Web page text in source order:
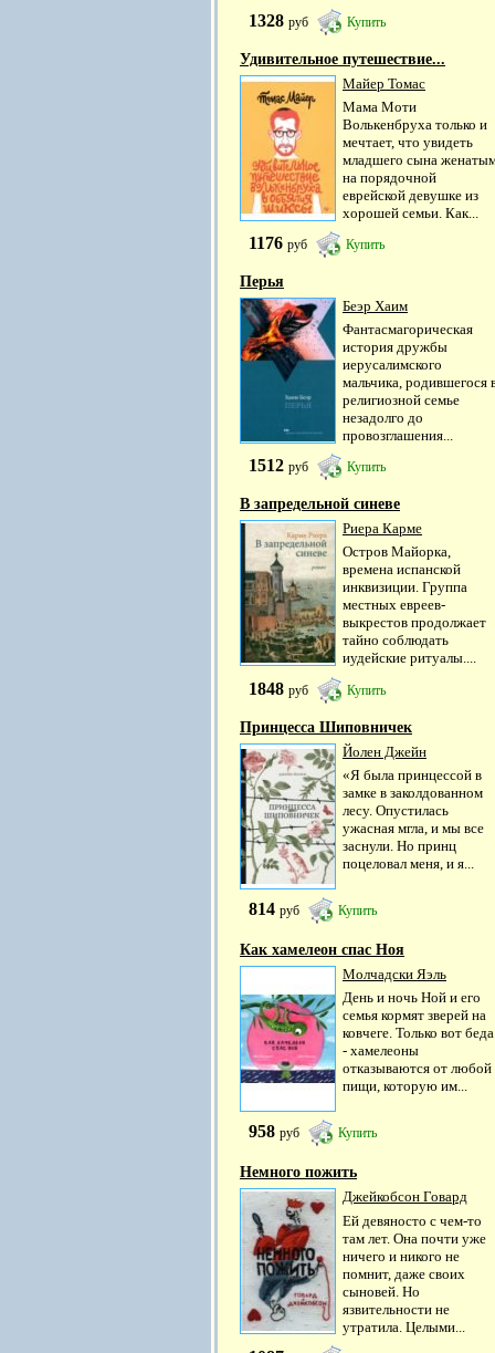
1328 руб Купить
Удивительное путешествие...
Майер Томас
Мама Моти
Волькенбруха только и
мечтает, что увидеть
младшего сына
на порядочной
еврейской девушке из
хорошей семьи. Как...
1176 руб Купить
Перья
Беэр Хаим
Фантасмагорическая
история дружбы
иерусалимского
мальчика, родившегося
религиозной семье
незадолго до
провозглашения...
1512 руб Купить
В запредельной синеве
Риера Карме
Остров Майорка,
времена испанской
инквизиции. Группа
местных евреев-
выкрестов продолжает
тайно соблюдать
иудейские ритуалы....
1848 руб Купить
Принцесса Шиповничек
Йолен Джейн
«Я была принцессой в
замке в заколдованном
лесу. Опустилась
ужасная мгла, и мы все
заснули. Но принц
поцеловал меня, и я...
814 руб Купить
Как хамелеон спас Ноя
Молчадски Яэль
День и ночь Ной и его
семья кормят зверей на
ковчеге. Только вот беда
- хамелеоны
отказываются от любой
пищи, которую им...
958 руб Купить
Немного пожить
Джейкобсон Говард
Ей девяносто с чем-то
там лет. Она почти уже
ничего и никого не
помнит, даже своих
сыновей. Но
язвительности не
утратила. Целыми...